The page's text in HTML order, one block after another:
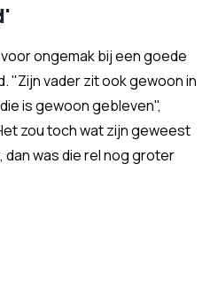
ongemak bij een goede
"Zijn vader zit ook gewoon in
is gewoon gebleven",
zou toch wat zijn geweest
was die rel nog groter